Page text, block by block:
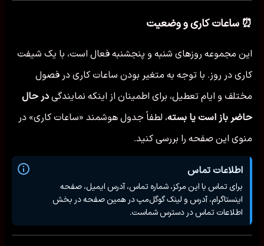
⏰ ساعات کاری و وضعیت
این مجموعه روزهای شنبه و پنجشنبه فعال است، با یک شیفت
کاری در روز. با توجه به متغیر بودن ساعات کاری در فصول
مختلف و ایام تعطیل، برای اطمینان از اینکه نمایندگی در حال
حاضر باز است یا بسته، لطفاً جدول هوشمند «ساعات کاری» در
منوی این صفحه را بررسی کنید.
اطلاعات تماس
برای تماس با این مرکز، شماره تماس، آدرس ایمیل، صفحه
اینستاگرام، آدرس و لینک گوگل‌مپ در همین صفحه در بخش
اطلاعات تماس در دسترس شماست.